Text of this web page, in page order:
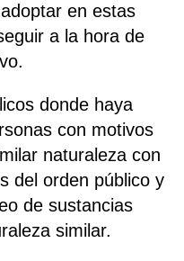
en estas
a la hora de
donde haya
con motivos
naturaleza con
del orden público y
de sustancias
similar.